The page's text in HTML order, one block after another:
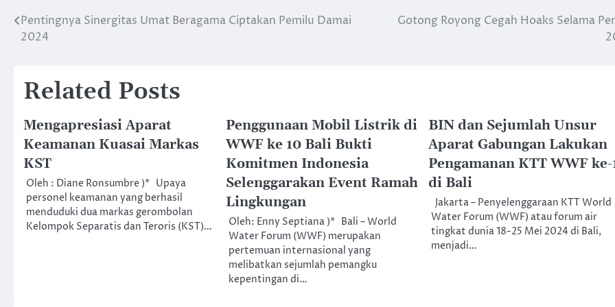
Post
Pentingnya Sinergitas Umat Beragama Ciptakan Pemilu Damai
2024
Gotong Royong Cegah Hoaks Selama
Related Posts
Mengapresiasi Aparat
Keamanan Kuasai Markas
KST
Oleh : Diane Ronsumbre )* Upaya
personel keamanan yang berhasil
menduduki dua markas gerombolan
Kelompok Separatis dan Teroris (KST)…
Penggunaan Mobil Listrik di
WWF ke 10 Bali Bukti
Komitmen Indonesia
Selenggarakan Event Ramah
Lingkungan
Oleh: Enny Septiana )* Bali – World
Water Forum (WWF) merupakan
pertemuan internasional yang
melibatkan sejumlah pemangku
kepentingan di…
BIN dan Sejumlah Unsur
Aparat Gabungan Lakukan
Pengamanan KTT WWF ke-
di Bali
Jakarta – Penyelenggaraan KTT World
Water Forum (WWF) atau forum air
tingkat dunia 18-25 Mei 2024 di Bali,
menjadi…